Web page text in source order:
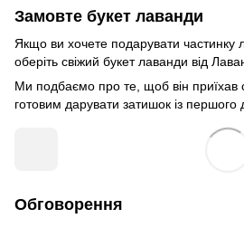
Замовте букет лаванди
Якщо ви хочете подарувати частинку
оберіть свіжий букет лаванди від
Ми подбаємо про те, щоб він приїхав
готовим дарувати затишок із першого
Обговорення